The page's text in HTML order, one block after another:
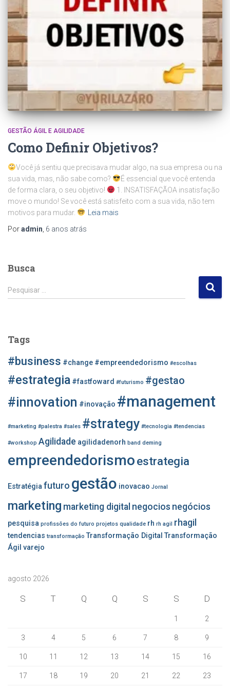
GESTÃO ÁGIL E AGILIDADE
Como Definir Objetivos?
Você já sentiu que precisava mudar algo, na sua empresa ou na
sua vida, mas, não sabe como?
É essencial que você entenda
de forma clara, o seu objetivo!
1. INSATISFAÇÃOA insatisfação
move o mundo! Se você está satisfeito com a sua vida, não tem
motivos para mudar.
Leia mais
Poradmin 6 anos atrás
Busca
P
e
a
r
o
Pesquisar …
Tags
#business #change #empreendedorismo #escolhas
#estrategia #fastfoward #futurismo #gestao
#innovation #inovação #management
#marketing #palestra #sales #strategy #tecnologia #tendencias
#workshop Agilidade agilidadenorh band deming
empreendedorismoestrategia
Estratégiafuturo gestão inovacao Jornal
marketing marketing digital negocios negócios
pesquisa profissões do futuro projetos qualidade rh rh agil rhagil
tendencias transformação Transformação Digital Transformação
Ágil varejo
agosto 2026
S T Q Q S S D
1 2
3 4 5 6 7 8 9
10 11 12 13 14 15 16
17 18 19 20 21 22 23